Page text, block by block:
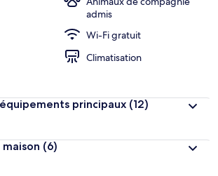
admis
Wi-Fi gratuit
Climatisation
principaux (12)
(6)